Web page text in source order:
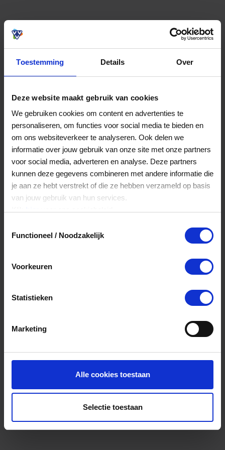
Toestemming Details Over
Deze website maakt gebruik van cookies
We gebruiken cookies om content en advertenties te
personaliseren, om functies voor social media te bieden en
om ons websiteverkeer te analyseren. Ook delen we
informatie over jouw gebruik van onze site met onze partners
voor social media, adverteren en analyse. Deze partners
kunnen deze gegevens combineren met andere informatie die
je aan ze hebt verstrekt of die ze hebben verzameld op basis
van jouw gebruik van hun services.
Functioneel / Noodzakelijk
Voorkeuren
Statistieken
Marketing
Alle cookies toestaan
Selectie toestaan
browser console for more information).